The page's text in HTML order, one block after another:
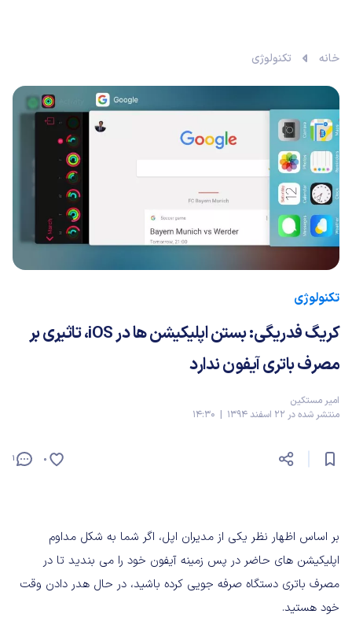
خانه تکنولوژی
تکنولوژی
کریگ فدریگی: بستن اپلیکیشن ها در iOS، تاثیری بر
مصرف باتری آیفون ندارد
امیر مستکین
منتشر شده در 22 اسفند 1394 | 14:30
1 0
بر اساس اظهار نظر یکی از مدیران اپل، اگر شما به شکل مداوم
اپلیکیشن های حاضر در پس زمینه آیفون خود را می بندید تا در
مصرف باتری دستگاه صرفه جویی کرده باشید، در حال هدر دادن وقت
خود هستید.